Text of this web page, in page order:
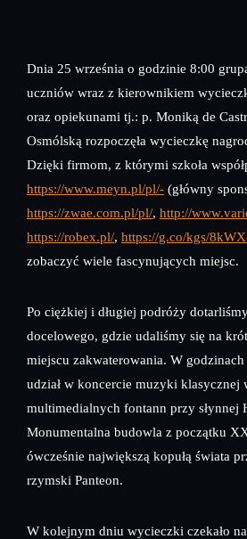
Dnia 25 września o godzinie 8:00
uczniów wraz z kierownikiem
oraz opiekunami tj.: p. Moniką de
Osmólską rozpoczęła wycieczkę
Dzięki firmom, z którymi szkoła
https://www.meyn.pl/pl/- (główny
https://zwae.com.pl/pl/, http://
https://robex.pl/, https://g.co/kgs/
zobaczyć wiele fascynujących miejsc.
Po ciężkiej i długiej podróży
docelowego, gdzie udaliśmy się na
miejscu zakwaterowania. W
udział w koncercie muzyki klasycznej
multimedialnych fontann przy słynnej
Monumentalna budowla z początku
ówcześnie największą kopułą świata
rzymski Panteon.
W kolejnym dniu wycieczki czekało